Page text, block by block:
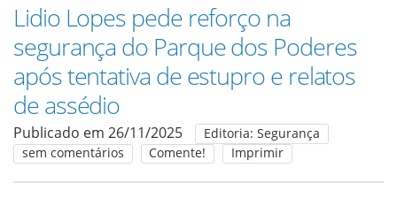
Notícias
Colunistas
Classificados
Lidio Lopes pede reforço na
segurança do Parque dos Poderes
após tentativa de estupro e relatos
de assédio
Publicado em 26/11/2025
Editoria: Segurança
sem comentários
Comente! Imprimir